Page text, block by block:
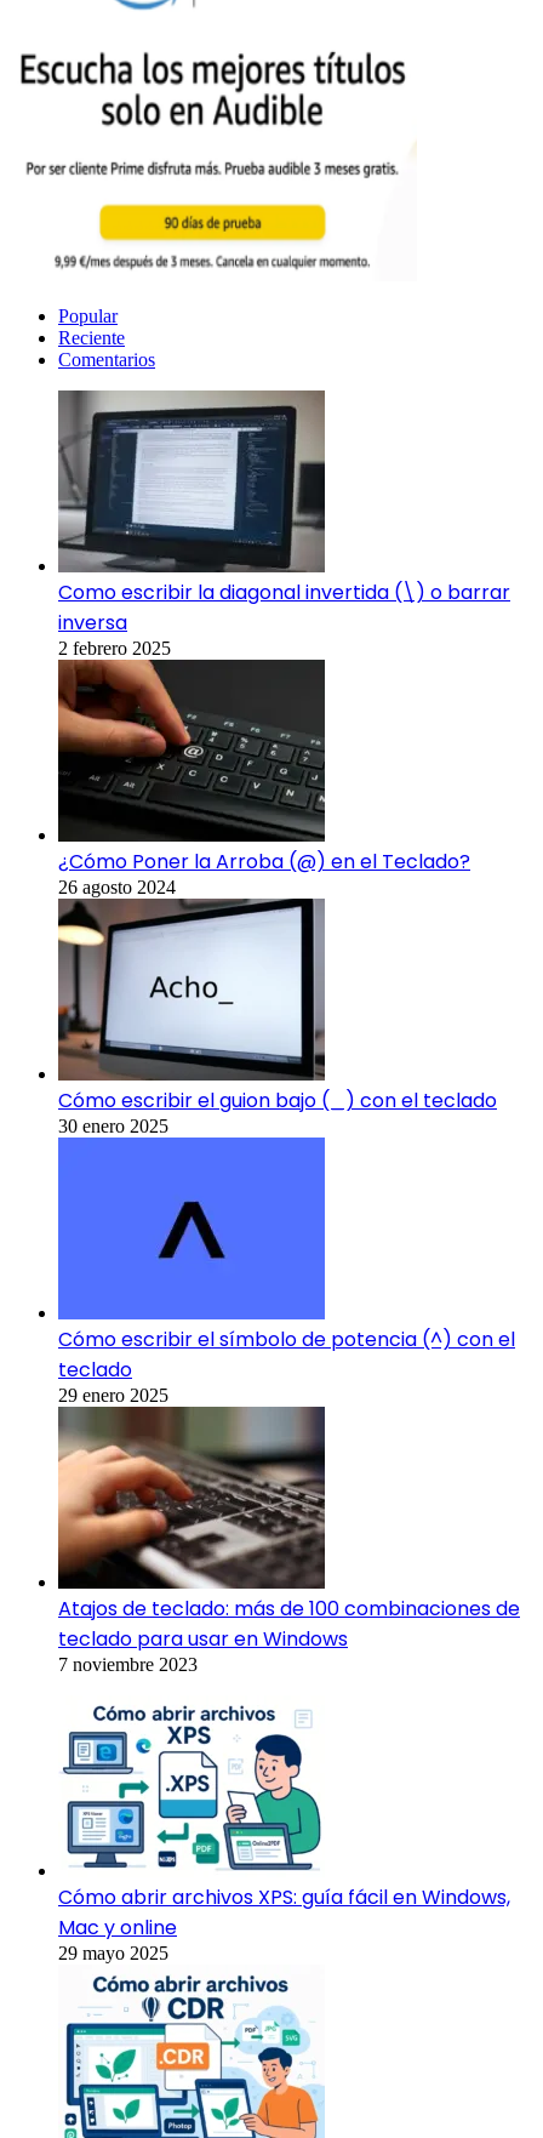
Popular
Reciente
Comentarios
Como escribir la diagonal invertida (\) o barrar
inversa
2 febrero 2025
¿Cómo Poner la Arroba (@) en el Teclado?
26 agosto 2024
Cómo escribir el guion bajo (_) con el teclado
30 enero 2025
Cómo escribir el símbolo de potencia (^) con el
teclado
29 enero 2025
Atajos de teclado: más de 100 combinaciones de
teclado para usar en Windows
7 noviembre 2023
Cómo abrir archivos XPS: guía fácil en Windows,
Mac y online
29 mayo 2025